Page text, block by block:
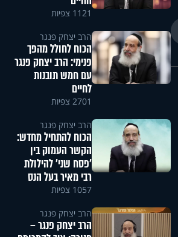
מועדפים
1121 צפיות
הרב יצחק פנגר
הכוח לחולל מהפך
פנימי: הרב יצחק פנגר
עם חמש תובנות
לחיים
2701 צפיות
הרב יצחק פנגר
הכוח להתחיל מחדש:
הקשר העמוק בין
'פסח שני' להילולת
רבי מאיר בעל הנס
1057 צפיות
הרב יצחק פנגר
הרב יצחק פנגר –